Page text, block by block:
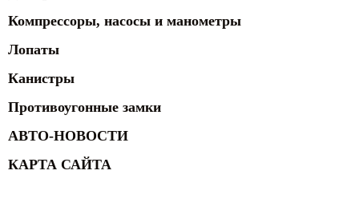
Компрессоры, насосы и манометры
Лопаты
Канистры
Противоугонные замки
АВТО-НОВОСТИ
КАРТА САЙТА